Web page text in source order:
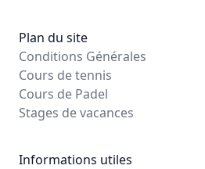
Plan du site
Conditions Générales
Cours de tennis
Cours de Padel
Stages de vacances
Informations utiles